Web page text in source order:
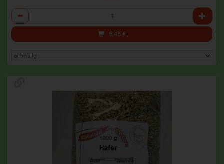
Anzahl
5,45 €